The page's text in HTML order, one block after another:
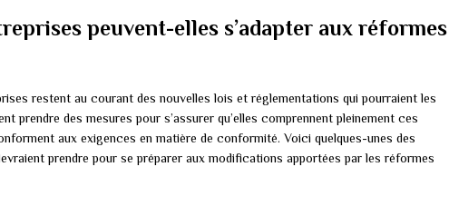
peuvent-elles s’adapter aux réformes
restent au courant des nouvelles lois et réglementations qui pourraient les
prendre des mesures pour s’assurer qu’elles comprennent pleinement ces
aux exigences en matière de conformité. Voici quelques-unes des
prendre pour se préparer aux modifications apportées par les réformes